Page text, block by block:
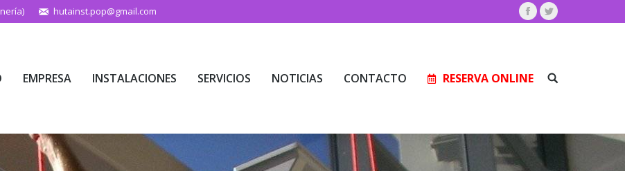
hutainst.pop@gmail.com Facebook
Twitter
EMPRESA INSTALACIONES SERVICIOS NOTICIAS CONTACTO RESERVA ONLINE Buscar: